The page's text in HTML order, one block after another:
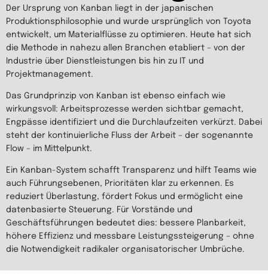
Der Ursprung von Kanban liegt in der japanischen
Produktionsphilosophie und wurde ursprünglich von Toyota
entwickelt, um Materialflüsse zu optimieren. Heute hat sich
die Methode in nahezu allen Branchen etabliert – von der
Industrie über Dienstleistungen bis hin zu IT und
Projektmanagement.
Das Grundprinzip von Kanban ist ebenso einfach wie
wirkungsvoll: Arbeitsprozesse werden sichtbar gemacht,
Engpässe identifiziert und die Durchlaufzeiten verkürzt. Dabei
steht der kontinuierliche Fluss der Arbeit – der sogenannte
Flow – im Mittelpunkt.
Ein Kanban-System schafft Transparenz und hilft Teams wie
auch Führungsebenen, Prioritäten klar zu erkennen. Es
reduziert Überlastung, fördert Fokus und ermöglicht eine
datenbasierte Steuerung. Für Vorstände und
Geschäftsführungen bedeutet dies: bessere Planbarkeit,
höhere Effizienz und messbare Leistungssteigerung – ohne
die Notwendigkeit radikaler organisatorischer Umbrüche.